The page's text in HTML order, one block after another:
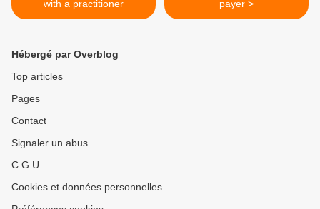
with a practitioner
payer >
Hébergé par Overblog
Top articles
Pages
Contact
Signaler un abus
C.G.U.
Cookies et données personnelles